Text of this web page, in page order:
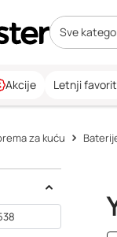
Sve
Akcije Letnji
za kuću